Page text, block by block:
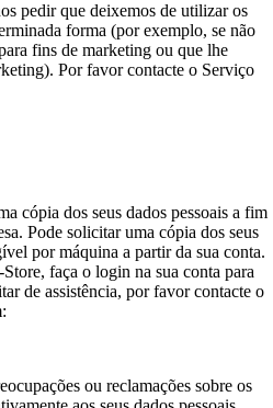
pedir que deixemos de utilizar os
forma (por exemplo, se não
fins de marketing ou que lhe
Por favor contacte o Serviço
cópia dos seus dados pessoais a fim
Pode solicitar uma cópia dos seus
por máquina a partir da sua conta.
faça o login na sua conta para
de assistência, por favor contacte o
ou reclamações sobre os